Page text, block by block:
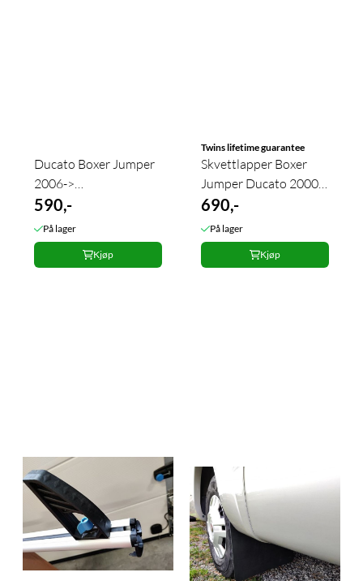
Ducato Boxer Jumper
2006->
Dørterskelbeskyttere
2 stk.
590,-
På lager
Kjøp
Twins lifetime guarantee
Skvettlapper Boxer
Jumper Ducato 2000-
>+ bak 2 stk.
690,-
På lager
Kjøp